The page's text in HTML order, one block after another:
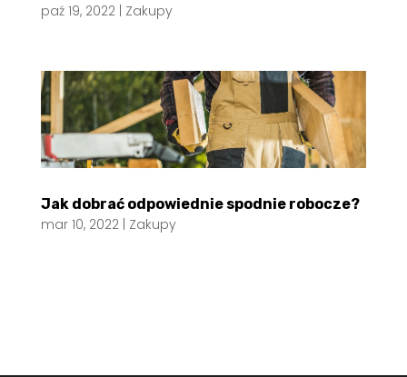
paź 19, 2022| Zakupy
Jak dobrać odpowiednie spodnie robocze?
mar 10, 2022| Zakupy